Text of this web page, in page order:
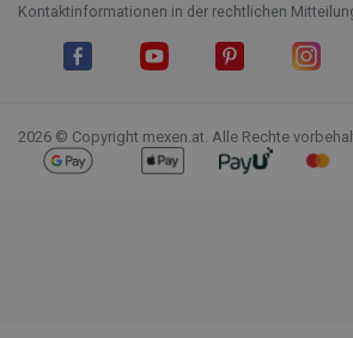
Kontaktinformationen in der rechtlichen
2026 © Copyright mexen.at. Alle Rechte